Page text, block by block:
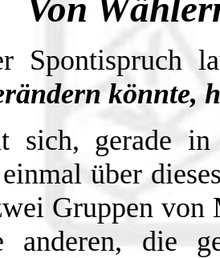
Von
Spontispruch
könnte,
sich, gerade
über
Gruppen von
anderen, die